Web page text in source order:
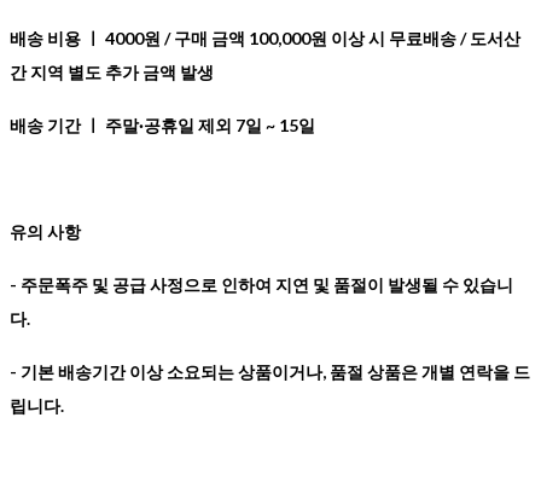
배송 비용 ㅣ 4000원 / 구매 금액 100,000원 이상 시 무료배송 / 도서산
간 지역 별도 추가 금액 발생
배송 기간 ㅣ 주말·공휴일 제외 7일 ~ 15일
유의 사항
- 주문폭주 및 공급 사정으로 인하여 지연 및 품절이 발생될 수 있습니
다.
- 기본 배송기간 이상 소요되는 상품이거나, 품절 상품은 개별 연락을 드
립니다.